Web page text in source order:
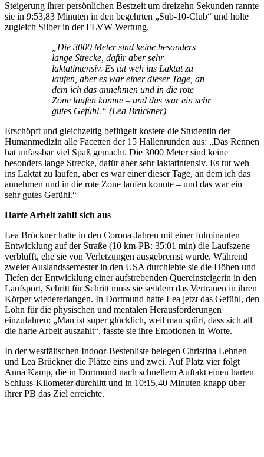
Steigerung ihrer persönlichen Bestzeit um dreizehn Sekunden rannte
sie in 9:53,83 Minuten in den begehrten „Sub-10-Club“ und holte
zugleich Silber in der FLVW-Wertung.
„Die 3000 Meter sind keine besonders
lange Strecke, dafür aber sehr
laktatintensiv. Es tut weh ins Laktat zu
laufen, aber es war einer dieser Tage, an
dem ich das annehmen und in die rote
Zone laufen konnte – und das war ein sehr
gutes Gefühl.“ (Lea Brückner)
Erschöpft und gleichzeitig beflügelt kostete die Studentin der
Humanmedizin alle Facetten der 15 Hallenrunden aus: „Das Rennen
hat unfassbar viel Spaß gemacht. Die 3000 Meter sind keine
besonders lange Strecke, dafür aber sehr laktatintensiv. Es tut weh
ins Laktat zu laufen, aber es war einer dieser Tage, an dem ich das
annehmen und in die rote Zone laufen konnte – und das war ein
sehr gutes Gefühl.“
Harte Arbeit zahlt sich aus
Lea Brückner hatte in den Corona-Jahren mit einer fulminanten
Entwicklung auf der Straße (10 km-PB: 35:01 min) die Laufszene
verblüfft, ehe sie von Verletzungen ausgebremst wurde. Während
zweier Auslandssemester in den USA durchlebte sie die Höhen und
Tiefen der Entwicklung einer aufstrebenden Quereinsteigerin in den
Laufsport, Schritt für Schritt muss sie seitdem das Vertrauen in ihren
Körper wiedererlangen. In Dortmund hatte Lea jetzt das Gefühl, den
Lohn für die physischen und mentalen Herausforderungen
einzufahren: „Man ist super glücklich, weil man spürt, dass sich all
die harte Arbeit auszahlt“, fasste sie ihre Emotionen in Worte.
In der westfälischen Indoor-Bestenliste belegen Christina Lehnen
und Lea Brückner die Plätze eins und zwei. Auf Platz vier folgt
Anna Kamp, die in Dortmund nach schnellem Auftakt einen harten
Schluss-Kilometer durchlitt und in 10:15,40 Minuten knapp über
ihrer PB das Ziel erreichte.